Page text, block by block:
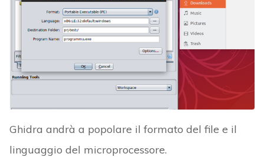
Ghidra andrà a popolare il formato del file e il
linguaggio del microprocessore.